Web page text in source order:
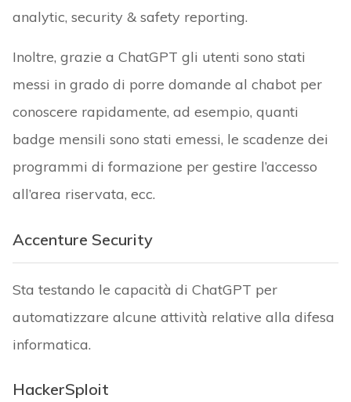
analytic, security & safety reporting.
Inoltre, grazie a ChatGPT gli utenti sono stati
messi in grado di porre domande al chabot per
conoscere rapidamente, ad esempio, quanti
badge mensili sono stati emessi, le scadenze dei
programmi di formazione per gestire l’accesso
all’area riservata, ecc.
Accenture Security
Sta testando le capacità di ChatGPT per
automatizzare alcune attività relative alla difesa
informatica.
HackerSploit